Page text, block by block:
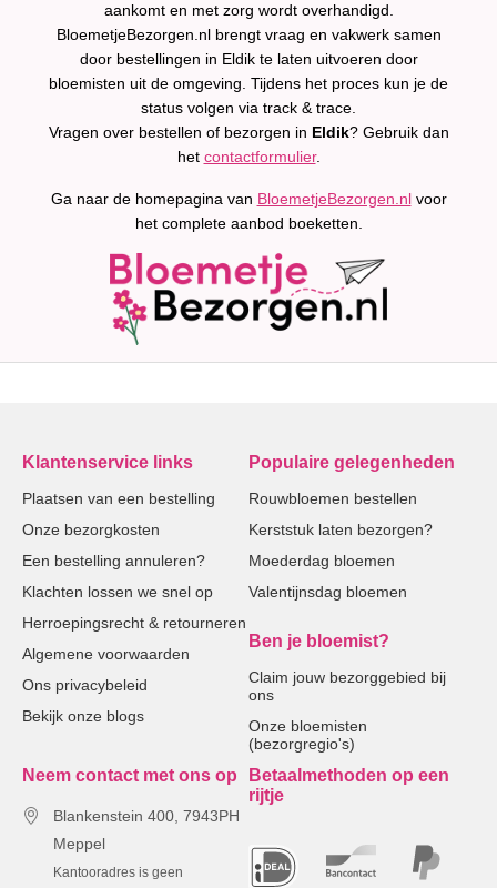
aankomt en met zorg wordt overhandigd.
BloemetjeBezorgen.nl brengt vraag en vakwerk samen
door bestellingen in Eldik te laten uitvoeren door
bloemisten uit de omgeving. Tijdens het proces kun je de
status volgen via track & trace.
Vragen over bestellen of bezorgen in Eldik? Gebruik dan
het contactformulier.
Ga naar de homepagina van BloemetjeBezorgen.nlvoor
het complete aanbod boeketten.
Klantenservice links
Plaatsen van een bestelling
Onze bezorgkosten
Een bestelling annuleren?
Klachten lossen we snel op
Herroepingsrecht & retourneren
Algemene voorwaarden
Ons privacybeleid
Bekijk onze blogs
Populaire gelegenheden
Rouwbloemen bestellen
Kerststuk laten bezorgen?
Moederdag bloemen
Valentijnsdag bloemen
Ben je bloemist?
Claim jouw bezorggebied bij
ons
Onze bloemisten
(bezorgregio's)
Neem contact met ons op
Blankenstein 400, 7943PH
Meppel
Kantooradres is geen
Betaalmethoden op een
rijtje